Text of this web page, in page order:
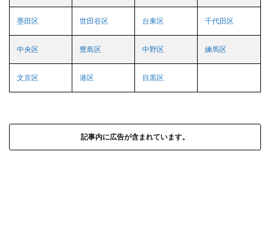
墨田区 世田谷区 台東区 千代田区
中央区 豊島区 中野区 練馬区
文京区 港区 目黒区
記事内に広告が含まれています。